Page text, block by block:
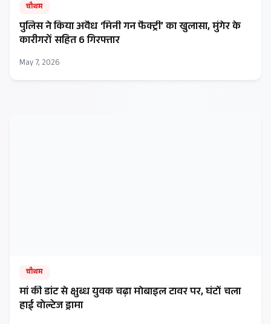
चौथम
पुलिस ने किया अवैध ‘मिनी गन फैक्ट्री’ का खुलासा, मुंगेर के
कारीगरों सहित 6 गिरफ्तार
May 7, 2026
चौथम
मां की डांट से क्षुब्ध युवक चढ़ा मोबाइल टावर पर, घंटों चला
हाई वोल्टेज ड्रामा